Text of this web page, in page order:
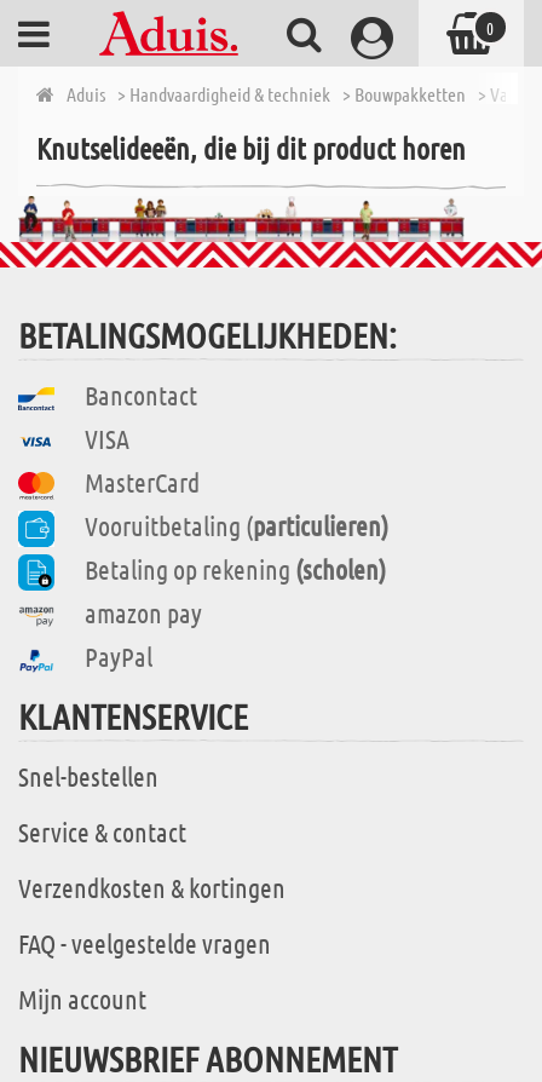
Aduis > Handvaardigheid & techniek > Bouwpakketten > Van 7
Knutselideeën, die bij dit product horen
BETALINGSMOGELIJKHEDEN:
Bancontact
VISA
MasterCard
Vooruitbetaling (particulieren)
Betaling op rekening (scholen)
amazon pay
PayPal
KLANTENSERVICE
Snel-bestellen
Service & contact
Verzendkosten & kortingen
FAQ - veelgestelde vragen
Mijn account
NIEUWSBRIEF ABONNEMENT
0